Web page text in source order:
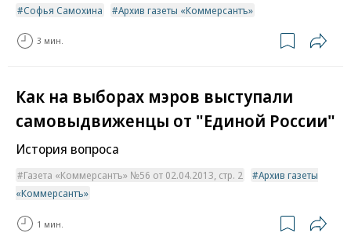
Софья Самохина
Архив газеты «Коммерсантъ»
3 мин.
Как на выборах мэров выступали
самовыдвиженцы от "Единой России"
История вопроса
Газета «Коммерсантъ» №56 от 02.04.2013, стр. 2
Архив газеты
«Коммерсантъ»
1 мин.